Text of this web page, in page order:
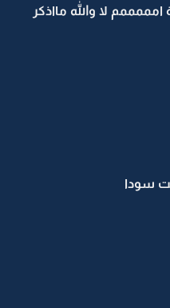
لا والله مااذكر
سودا